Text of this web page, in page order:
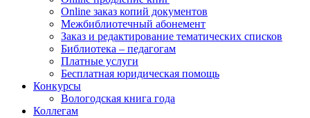
Online заказ копий документов
Межбиблиотечный абонемент
Заказ и редактирование тематических списков
Библиотека – педагогам
Платные услуги
Бесплатная юридическая помощь
Конкурсы
Вологодская книга года
Коллегам